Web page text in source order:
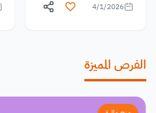
4/1/2026
الفرص المميزة